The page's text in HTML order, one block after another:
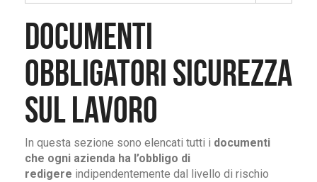
Documenti
obbligatori Sicurezza
sul Lavoro
In questa sezione sono elencati tutti i documenti
che ogni azienda ha l’obbligo di
redigere indipendentemente dal livello di rischio